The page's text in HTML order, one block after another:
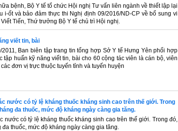
bệnh, Bộ Y tế tổ chức Hội nghị Tư vấn liên ngành về thiết lập lại
ốt và bảo đảm thực thi Nghị định 09/2016/ND-CP về bổ sung vi
Tiến, Thứ trưởng Bộ Y tế chủ trì Hội nghị.
viết tin, bài
Ban biên tập trang tin tổng hợp Sở Y tế Hưng Yên phối hợp
tập huấn kỹ năng viết tin, bài cho 60 cộng tác viên là cán bộ, viên
đơn vị trực thuộc tuyến tỉnh và tuyến huyện
nước có tỷ lệ kháng thuốc kháng sinh cao trên thế giới. Trong
đa thuốc, mức độ kháng ngày càng gia tăng.
nước có tỷ lệ kháng thuốc kháng sinh cao trên thế giới. Trong đó,
thuốc, mức độ kháng ngày càng gia tăng.